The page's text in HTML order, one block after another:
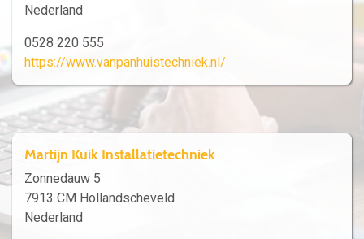
Nederland
0528 220 555
https://www.vanpanhuistechniek.nl/
Martijn Kuik Installatietechniek
Zonnedauw 5
7913 CM Hollandscheveld
Nederland